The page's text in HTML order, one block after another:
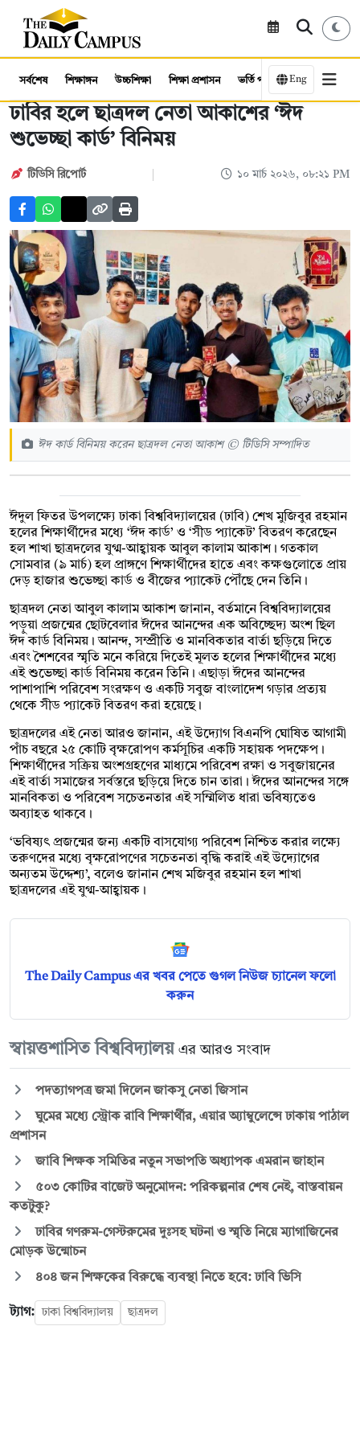
সর্বশেষ শিক্ষাঙ্গন উচ্চশিক্ষা শিক্ষা প্রশাসন ভর্তি পরীক্ষা কর্মসংস্থান
Eng
ঢাবির হলে ছাত্রদল নেতা আকাশের ‘ঈদ
শুভেচ্ছা কার্ড’ বিনিময়
টিডিসি রিপোর্ট ১০ মার্চ ২০২৬, ০৮:২১ PM
ঈদ কার্ড বিনিময় করেন ছাত্রদল নেতা আকাশ © টিডিসি সম্পাদিত
ঈদুল ফিতর উপলক্ষ্যে ঢাকা বিশ্ববিদ্যালয়ের (ঢাবি) শেখ মুজিবুর রহমান
হলের শিক্ষার্থীদের মধ্যে ‘ঈদ কার্ড’ ও ‘সীড প্যাকেট’ বিতরণ করেছেন
হল শাখা ছাত্রদলের যুগ্ম-আহ্বায়ক আবুল কালাম আকাশ। গতকাল
সোমবার (৯ মার্চ) হল প্রাঙ্গণে শিক্ষার্থীদের হাতে এবং কক্ষগুলোতে প্রায়
দেড় হাজার শুভেচ্ছা কার্ড ও বীজের প্যাকেট পৌঁছে দেন তিনি।
ছাত্রদল নেতা আবুল কালাম আকাশ জানান, বর্তমানে বিশ্ববিদ্যালয়ের
পড়ুয়া প্রজন্মের ছোটবেলার ঈদের আনন্দের এক অবিচ্ছেদ্য অংশ ছিল
ঈদ কার্ড বিনিময়। আনন্দ, সম্প্রীতি ও মানবিকতার বার্তা ছড়িয়ে দিতে
এবং শৈশবের স্মৃতি মনে করিয়ে দিতেই মূলত হলের শিক্ষার্থীদের মধ্যে
এই শুভেচ্ছা কার্ড বিনিময় করেন তিনি। এছাড়া ঈদের আনন্দের
পাশাপাশি পরিবেশ সংরক্ষণ ও একটি সবুজ বাংলাদেশ গড়ার প্রত্যয়
থেকে সীড প্যাকেট বিতরণ করা হয়েছে।
ছাত্রদলের এই নেতা আরও জানান, এই উদ্যোগ বিএনপি ঘোষিত আগামী
পাঁচ বছরে ২৫ কোটি বৃক্ষরোপণ কর্মসূচির একটি সহায়ক পদক্ষেপ।
শিক্ষার্থীদের সক্রিয় অংশগ্রহণের মাধ্যমে পরিবেশ রক্ষা ও সবুজায়নের
এই বার্তা সমাজের সর্বস্তরে ছড়িয়ে দিতে চান তারা। ঈদের আনন্দের সঙ্গে
মানবিকতা ও পরিবেশ সচেতনতার এই সম্মিলিত ধারা ভবিষ্যতেও
অব্যাহত থাকবে।
‘ভবিষ্যৎ প্রজন্মের জন্য একটি বাসযোগ্য পরিবেশ নিশ্চিত করার লক্ষ্যে
তরুণদের মধ্যে বৃক্ষরোপণের সচেতনতা বৃদ্ধি করাই এই উদ্যোগের
অন্যতম উদ্দেশ্য’, বলেও জানান শেখ মজিবুর রহমান হল শাখা
ছাত্রদলের এই যুগ্ম-আহ্বায়ক।
The Daily Campus এর খবর পেতে গুগল নিউজ চ্যানেল ফলো
করুন
স্বায়ত্তশাসিত বিশ্ববিদ্যালয় এর আরও সংবাদ
পদত্যাগপত্র জমা দিলেন জাকসু নেতা জিসান
ঘুমের মধ্যে স্ট্রোক রাবি শিক্ষার্থীর, এয়ার অ্যাম্বুলেন্সে ঢাকায় পাঠাল
প্রশাসন
জাবি শিক্ষক সমিতির নতুন সভাপতি অধ্যাপক এমরান জাহান
৫০৩ কোটির বাজেট অনুমোদন: পরিকল্পনার শেষ নেই, বাস্তবায়ন
কতটুকু?
ঢাবির গণরুম-গেস্টরুমের দুঃসহ ঘটনা ও স্মৃতি নিয়ে ম্যাগাজিনের
মোড়ক উন্মোচন
৪০৪ জন শিক্ষকের বিরুদ্ধে ব্যবস্থা নিতে হবে: ঢাবি ভিসি
ট্যাগ: ঢাকা বিশ্ববিদ্যালয় ছাত্রদল